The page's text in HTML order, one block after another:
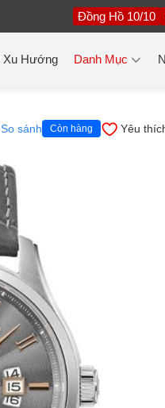
Đồng Hồ 10/10
Xu Hướng Danh Mục
So sánh Còn hàng Yêu